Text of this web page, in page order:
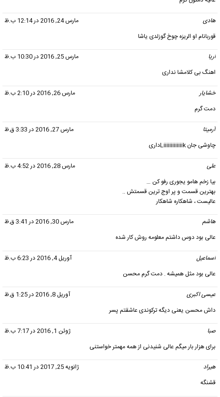
هادی
مارس 24, 2016 در 12:14 ب.ظ
قوربانام او الریزه چوخ گوزلدی یاشا
اریا
مارس 25, 2016 در 10:30 ب.ظ
اهنگ بی کلامشا نداری
خشایار
مارس 26, 2016 در 2:10 ب.ظ
دمت گرم
آرمیتا
مارس 27, 2016 در 3:33 ق.ظ
چاوشی جان Liiiiiiiiiiiiikداری
علی
مارس 28, 2016 در 4:52 ب.ظ
بیا زخم هامو یجوری رفو کن …
بهترین قسمت و پر اوج ترین قسمتش ..
عالیست ، شاهکاره شاهکار
هاشم
مارس 30, 2016 در 3:41 ق.ظ
عالی بود دوس داشتم معلومه روش کار شده
اسماعیل
آوریل 4, 2016 در 6:23 ب.ظ
عالی بود مثل همیشه . دمت گرم محسن
عیسی اکبری
آوریل 8, 2016 در 1:25 ق.ظ
داش محسن یعنی دیگه ترکوندی عاشقتم پسر
صبا
ژوئن 1, 2016 در 7:17 ب.ظ
برای هزار بار میگم عالی شنیدنی از همه مهمتر خواستنی
هیراد
ژانویه 25, 2017 در 10:41 ب.ظ
قشنگه